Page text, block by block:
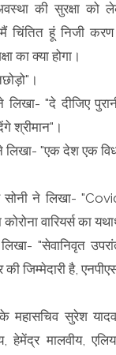
की सुरक्षा को
मैं चिंतित हूं निजी
का क्या होगा।
ने लिखा- "दे दीजिए
श्रीमान"।
ने लिखा- "एक देश एक
सोनी ने लिखा-
वारियर्स का
"सेवानिवृत
जिम्मेदारी है,
महासचिव सुरेश
हेमेंद्र मालवीय,